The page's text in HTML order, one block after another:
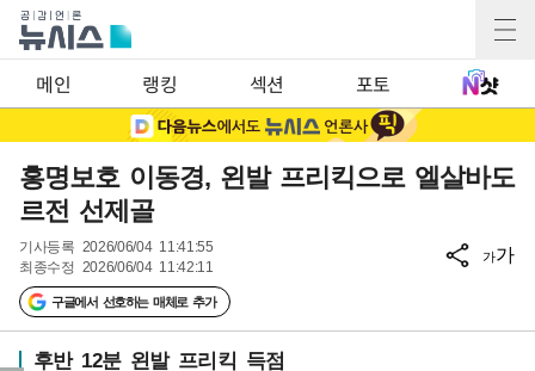
메인 랭킹 섹션 포토
홍명보호 이동경, 왼발 프리킥으로 엘살바도
르전 선제골
기사등록 2026/06/04 11:41:55
최종수정 2026/06/04 11:42:11
구글에서 선호하는 매체로 추가
가가
후반 12분 왼발 프리킥 득점